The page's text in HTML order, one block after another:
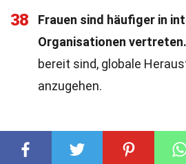
38
Frauen sind häufiger in
Organisationen vertreten.
bereit sind, globale
anzugehen.